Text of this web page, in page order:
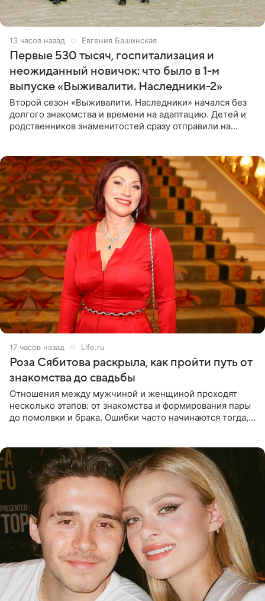
13 часов назад Евгения Башинская
Первые 530 тысяч, госпитализация и
неожиданный новичок: что было в 1-м
выпуске «Выживалити. Наследники-2»
Второй сезон «Выживалити. Наследники» начался без
долгого знакомства и времени на адаптацию. Детей и
родственников знаменитостей сразу отправили на
17 часов назад Life.ru
Роза Сябитова раскрыла, как пройти путь от
знакомства до свадьбы
Отношения между мужчиной и женщиной проходят
несколько этапов: от знакомства и формирования пары
до помолвки и брака. Ошибки часто начинаются тогда,